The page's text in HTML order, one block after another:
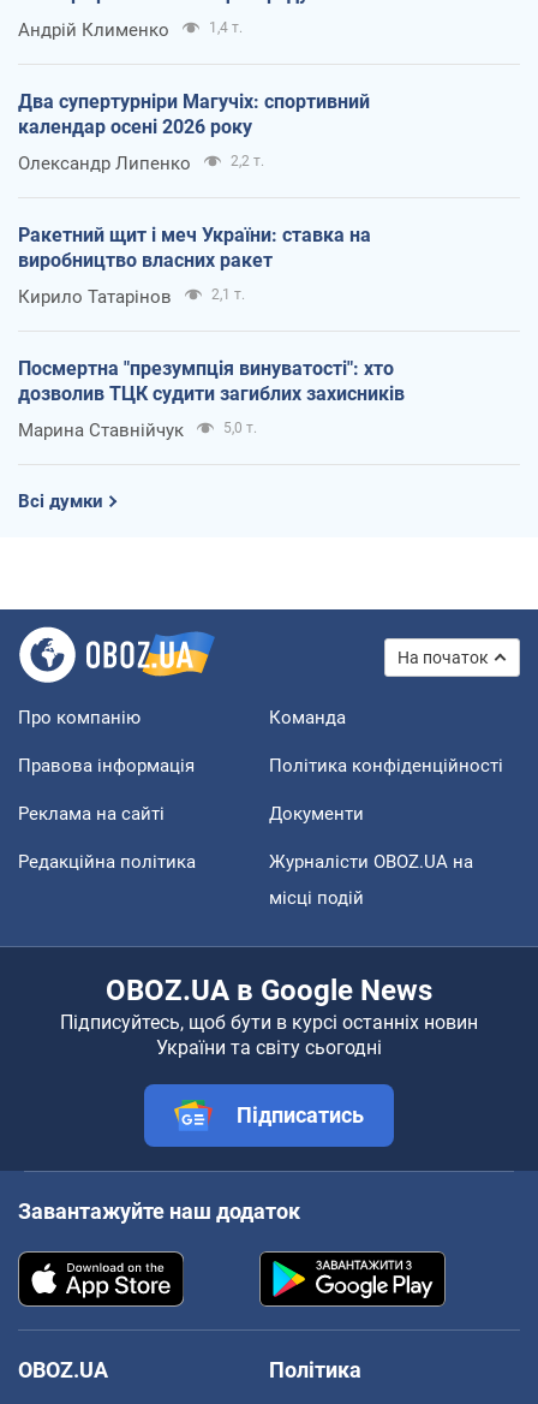
Андрій Клименко 1,4 т.
Два супертурніри Магучіх: спортивний
календар осені 2026 року
Олександр Липенко 2,2 т.
Ракетний щит і меч України: ставка на
виробництво власних ракет
Кирило Татарінов 2,1 т.
Посмертна "презумпція винуватості": хто
дозволив ТЦК судити загиблих захисників
Марина Ставнійчук 5,0 т.
Всі думки
На початок
Про компанію Команда
Правова інформація Політика конфіденційності
Реклама на сайті Документи
Редакційна політика
Журналісти OBOZ.UA на
місці подій
OBOZ.UA в Google News
Підписуйтесь, щоб бути в курсі останніх новин
України та світу сьогодні
Підписатись
Завантажуйте наш додаток
OBOZ.UA
Політика